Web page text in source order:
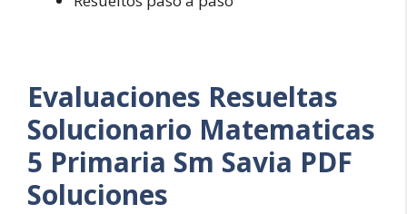
Evaluaciones Resueltas
Solucionario Matematicas
5 Primaria Sm Savia PDF
Soluciones